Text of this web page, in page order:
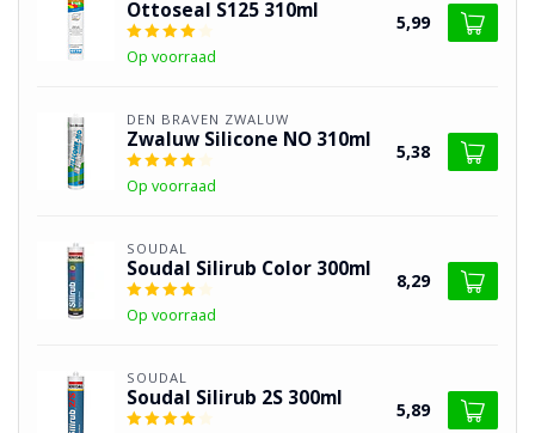
Ottoseal S125 310ml
Op voorraad
5,99
DEN BRAVEN ZWALUW
Zwaluw Silicone NO 310ml
Op voorraad
5,38
SOUDAL
Soudal Silirub Color 300ml
Op voorraad
8,29
SOUDAL
Soudal Silirub 2S 300ml 5,89